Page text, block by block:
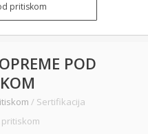
POD
/ Sertifikacija